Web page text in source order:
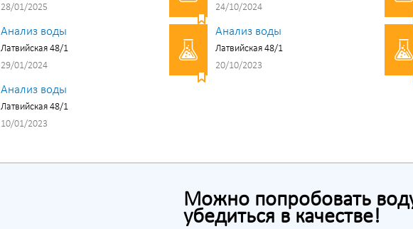
28/01/2025
24/10/2024
Анализ воды
Латвийская 48/1
29/01/2024
Анализ воды
Латвийская 48/1
20/10/2023
Анализ воды
Латвийская 48/1
10/01/2023
Можно попробовать
убедиться в качестве!